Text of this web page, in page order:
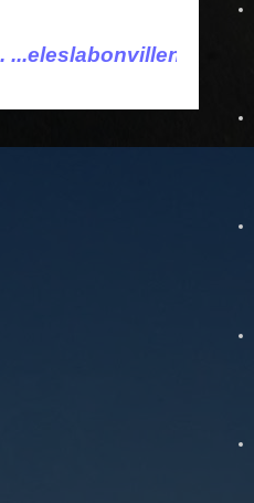
.....